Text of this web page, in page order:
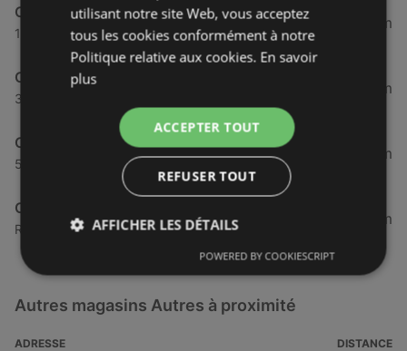
CIC
126 Boulevard De Plymouth, 29200 Brest
42,94 km
CIC
37 Rue De La Porte, 29200 Brest
44,71 km
CIC
53 Rue Auguste Kervern, 29200 Brest
45,25 km
CIC
Rue Amiral Romain Desfosses, 29803 Brest
45,85 km
Autres magasins Autres à proximité
ADRESSE DISTANCE
utilisant notre site Web, vous acceptez
tous les cookies conformément à notre
Politique relative aux cookies. En savoir
plus
ACCEPTER TOUT
REFUSER TOUT
AFFICHER LES DÉTAILS
POWERED BY COOKIESCRIPT